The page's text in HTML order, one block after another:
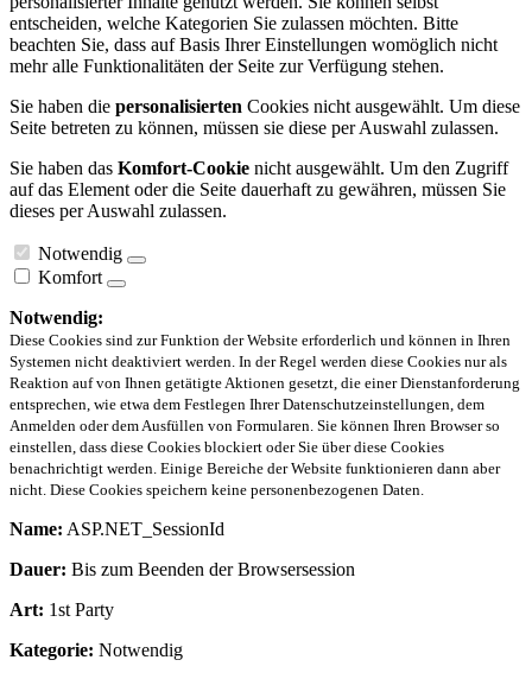
entscheiden, welche Kategorien Sie zulassen möchten. Bitte
beachten Sie, dass auf Basis Ihrer Einstellungen womöglich nicht
mehr alle Funktionalitäten der Seite zur Verfügung stehen.
Sie haben die personalisierten Cookies nicht ausgewählt. Um diese
Seite betreten zu können, müssen sie diese per Auswahl zulassen.
Sie haben das Komfort-Cookie nicht ausgewählt. Um den Zugriff
auf das Element oder die Seite dauerhaft zu gewähren, müssen Sie
dieses per Auswahl zulassen.
Notwendig
Komfort
Notwendig:
Diese Cookies sind zur Funktion der Website erforderlich und können in Ihren
Systemen nicht deaktiviert werden. In der Regel werden diese Cookies nur als
Reaktion auf von Ihnen getätigte Aktionen gesetzt, die einer Dienstanforderung
entsprechen, wie etwa dem Festlegen Ihrer Datenschutzeinstellungen, dem
Anmelden oder dem Ausfüllen von Formularen. Sie können Ihren Browser so
einstellen, dass diese Cookies blockiert oder Sie über diese Cookies
benachrichtigt werden. Einige Bereiche der Website funktionieren dann aber
nicht. Diese Cookies speichern keine personenbezogenen Daten.
Name: ASP.NET_SessionId
Dauer: Bis zum Beenden der Browsersession
Art: 1st Party
Kategorie: Notwendig